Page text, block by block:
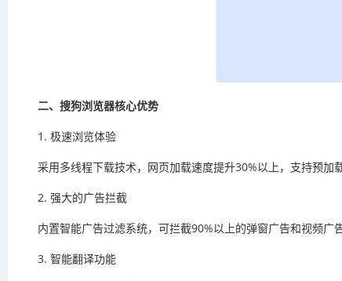
二、搜狗浏览器核心优势
1. 极速浏览体验
采用多线程下载技术，网页加载速度提升30%以上，支持预加
2. 强大的广告拦截
内置智能广告过滤系统，可拦截90%以上的弹窗广告和视频广
3. 智能翻译功能